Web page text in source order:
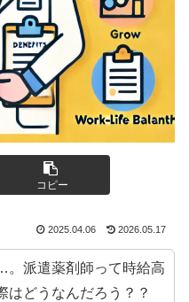
コピー
2025.04.06 2026.05.17
派遣薬剤師って時給高
はどうなんだろう？？